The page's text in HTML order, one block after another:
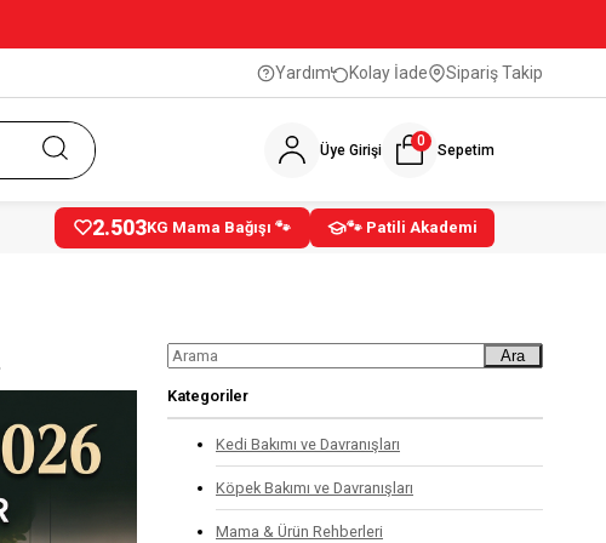
Yardım Kolay İade Sipariş Takip
Üye Girişi Sepetim
0
2.503KG Mama Bağışı 🐾 🐾 Patili Akademi
Ara
Kategoriler
Kedi Bakımı ve Davranışları
Köpek Bakımı ve Davranışları
Mama & Ürün Rehberleri